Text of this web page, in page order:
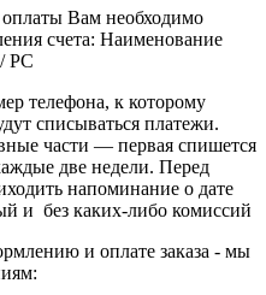
Вам необходимо
счета: Наименование
РС
телефона, к которому
списываться платежи.
части — первая спишется
две недели. Перед
напоминание о дате
и без каких-либо комиссий
и оплате заказа - мы